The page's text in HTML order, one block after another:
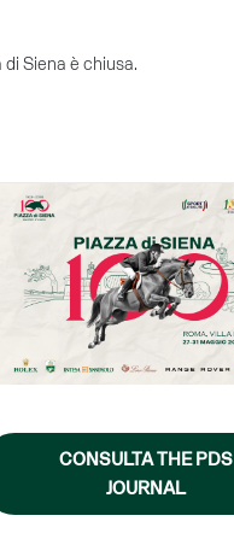
Siena è chiusa.
CONSULTA THE PDS
JOURNAL